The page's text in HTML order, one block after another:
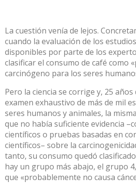
La cuestión venía de lejos.
cuando la evaluación de los
disponibles por parte de los
clasificar el consumo de café como «
carcinógeno para los seres
Pero la ciencia se corrige y, 25
examen exhaustivo de más de mil
seres humanos y animales, la
que no había suficiente evidencia
científicos o pruebas basadas en
científicos– sobre la
tanto, su consumo quedó
hay un grupo más abajo, el grupo
que «probablemente no causa